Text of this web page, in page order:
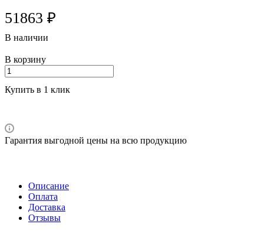
51863 ₽
В наличии
В корзину
Купить в 1 клик
Гарантия выгодной цены на всю продукцию
Описание
Оплата
Доставка
Отзывы